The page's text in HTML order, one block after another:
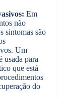
Em
não
sintomas são
Um
usada para
que está
do